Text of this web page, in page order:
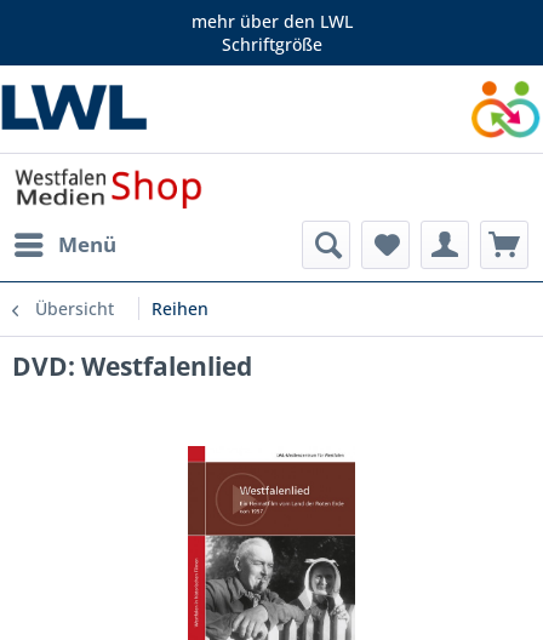
mehr über den LWL
Schriftgröße
Menü
Übersicht Reihen
DVD: Westfalenlied